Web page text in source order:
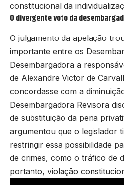
constitucional da
O divergente voto da
O julgamento da apelação
importante entre os
Desembargadora a
de Alexandre Victor de
concordasse com a
Desembargadora Revisora
de substituição da pena
argumentou que o legislador
restringir essa possibilidade
de crimes, como o tráfico de
portanto, violação